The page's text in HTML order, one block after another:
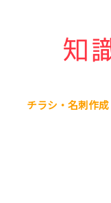
チラシ・名刺作成